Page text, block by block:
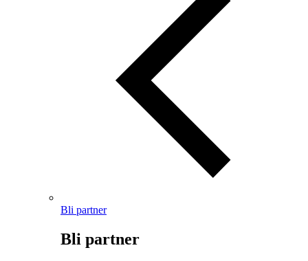
Bli partner
Bli partner